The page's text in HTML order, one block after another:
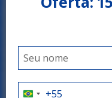
Arrey Rio Poty
LUÍS CORREIA -
O
como